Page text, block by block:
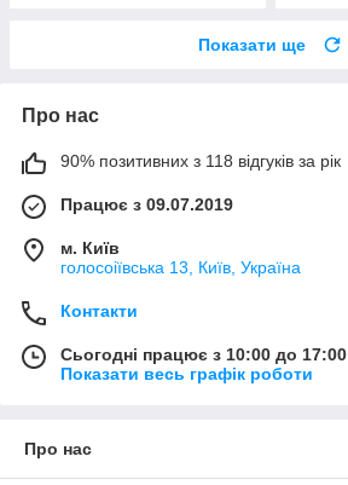
Показати ще
Про нас
90% позитивних з 118 відгуків за рік
Працює з 09.07.2019
м. Київ
голосоіївська 13, Київ, Україна
Контакти
Сьогодні працює з 10:00 до 17:00
Показати весь графік роботи
Про нас